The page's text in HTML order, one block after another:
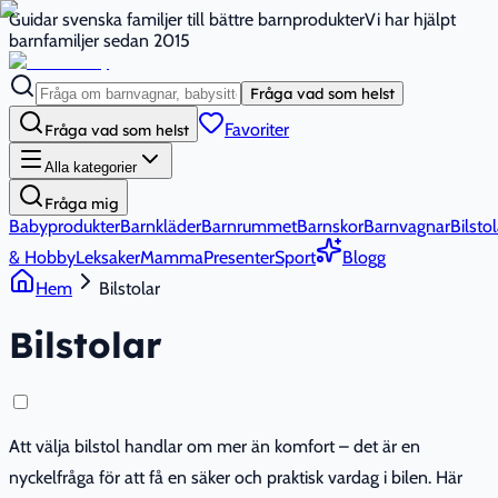
Guidar svenska familjer till bättre barnprodukterVi har hjälpt
barnfamiljer sedan 2015
Fråga vad som helst
Fråga vad som helst Favoriter
Alla kategorier
Fråga mig
BabyprodukterBarnkläderBarnrummetBarnskorBarnvagnar
& HobbyLeksakerMammaPresenterSport
Blogg
Hem
Bilstolar
Bilstolar
Att välja bilstol handlar om mer än komfort – det är en
nyckelfråga för att få en säker och praktisk vardag i bilen. Här